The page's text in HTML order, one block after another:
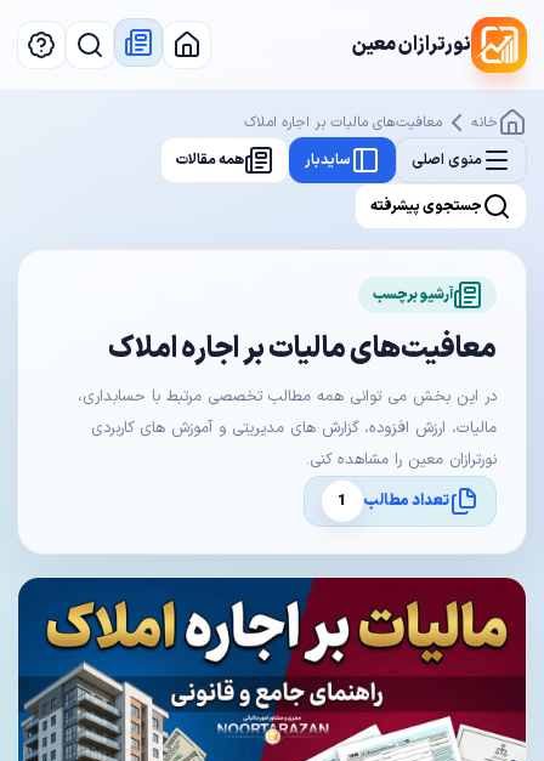
نورترازان معین
خانه
معافیت‌های مالیات بر اجاره املاک
منوی اصلی
سایدبار همه مقالات
جستجوی پیشرفته
آرشیو برچسب
معافیت‌های مالیات بر اجاره املاک
در این بخش می توانی همه مطالب تخصصی مرتبط با حسابداری،
مالیات، ارزش افزوده، گزارش های مدیریتی و آموزش های کاربردی
نورترازان معین را مشاهده کنی.
تعداد مطالب
1